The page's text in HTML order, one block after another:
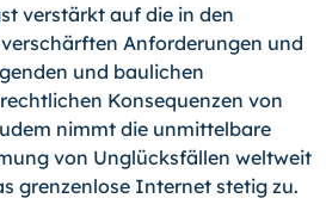
verstärkt auf die in den
Anforderungen und
und baulichen
Konsequenzen von
nimmt die unmittelbare
von Unglücksfällen weltweit
grenzenlose Internet stetig zu.